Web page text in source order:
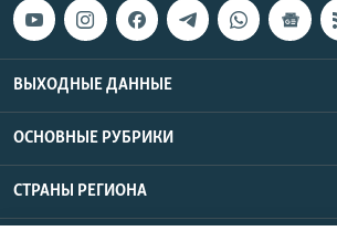
ВЫХОДНЫЕ ДАННЫЕ
ОСНОВНЫЕ РУБРИКИ
СТРАНЫ РЕГИОНА